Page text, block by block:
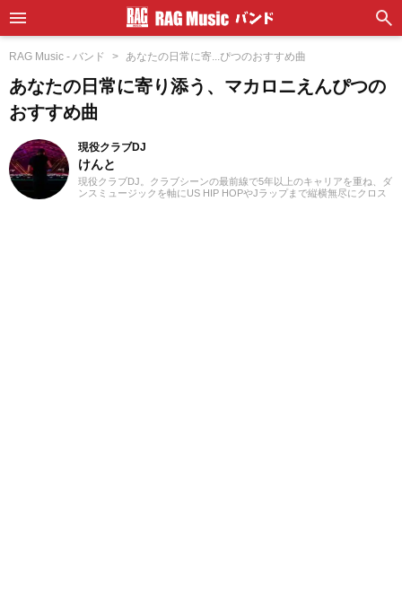
RAG Music - バンド あなたの日常に寄...ぴつのおすすめ曲
あなたの日常に寄り添う、マカロニえんぴつの
おすすめ曲
現役クラブDJ
けんと
現役クラブDJ。クラブシーンの最前線で5年以上のキャリアを重ね、ダ
ンスミュージックを軸にUS HIP HOPやJラップまで縦横無尽にクロス